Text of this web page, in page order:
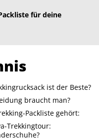
für deine
ist der Beste?
braucht man?
Packliste gehört:
Trekkingtour: